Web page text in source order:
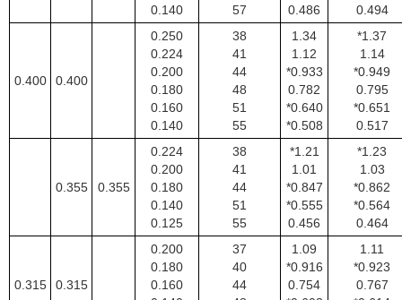
0.140
57
0.486
0.494
0.400 0.400
0.250
0.224
0.200
0.180
0.160
0.140
38
41
44
48
51
55
1.34
1.12
*0.933
0.782
*0.640
*0.508
*1.37
1.14
*0.949
0.795
*0.651
0.517
0.355 0.355
0.224
0.200
0.180
0.140
0.125
38
41
44
51
55
*1.21
1.01
*0.847
*0.555
0.456
*1.23
1.03
*0.862
*0.564
0.464
0.315 0.315
0.200
0.180
0.160
37
40
44
1.09
*0.916
0.754
1.11
*0.923
0.767